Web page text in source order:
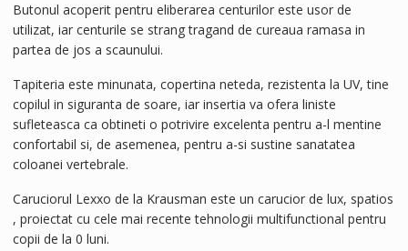
Butonul acoperit pentru eliberarea centurilor este usor de
utilizat, iar centurile se strang tragand de cureaua ramasa in
partea de jos a scaunului.
Tapiteria este minunata, copertina neteda, rezistenta la UV, tine
copilul in siguranta de soare, iar insertia va ofera liniste
sufleteasca ca obtineti o potrivire excelenta pentru a-l mentine
confortabil si, de asemenea, pentru a-si sustine sanatatea
coloanei vertebrale.
Caruciorul Lexxo de la Krausman este un carucior de lux, spatios
, proiectat cu cele mai recente tehnologii multifunctional pentru
copii de la 0 luni.